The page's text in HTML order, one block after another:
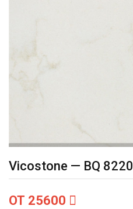
Vicostone — BQ 8220
ОТ 25600